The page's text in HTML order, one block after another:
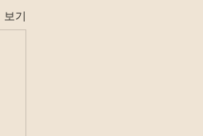
보기